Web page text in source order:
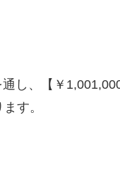
し、【￥
す。